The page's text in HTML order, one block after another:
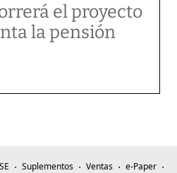
el proyecto
la pensión
Suplementos Ventas
e-Paper